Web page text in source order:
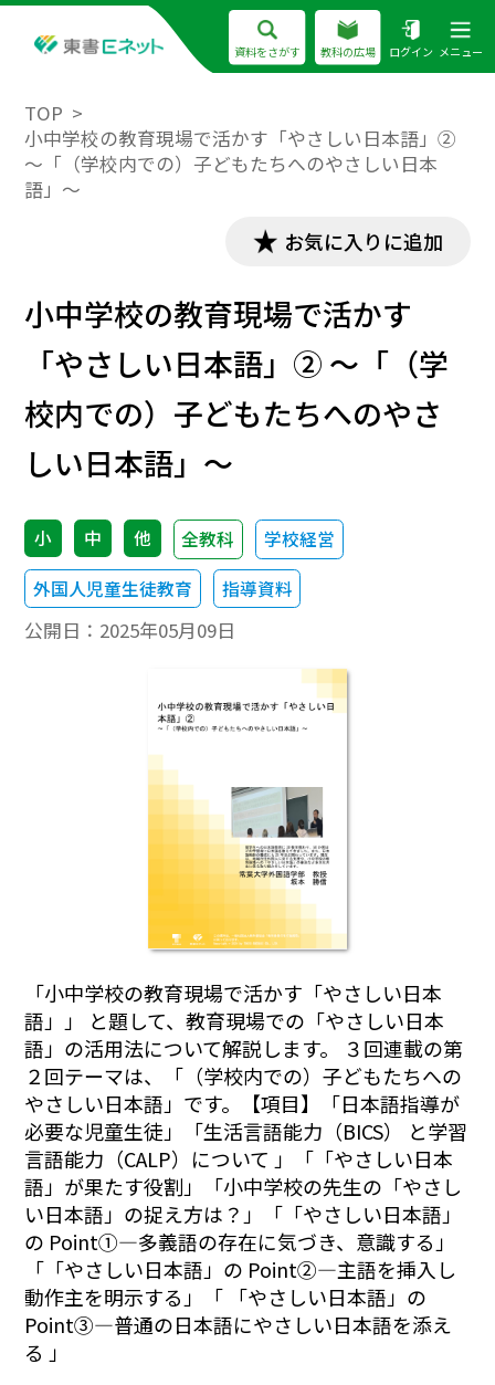
資料をさがす 教科の広場 ログイン メニュー
TOP
小中学校の教育現場で活かす「やさしい日本語」②
～「（学校内での）子どもたちへのやさしい日本
語」～
お気に入りに追加
小中学校の教育現場で活かす
「やさしい日本語」② ～「（学
校内での）子どもたちへのやさ
しい日本語」～
小 中 他 全教科
学校経営
外国人児童生徒教育
指導資料
公開日： 2025年05月09日
「小中学校の教育現場で活かす「やさしい日本
語」」 と題して、教育現場での「やさしい日本
語」の活用法について解説します。 ３回連載の第
２回テーマは、「（学校内での）子どもたちへの
やさしい日本語」です。【項目】「日本語指導が
必要な児童生徒」「生活言語能力（BICS） と学習
言語能力（CALP）について 」「「やさしい日本
語」が果たす役割」「小中学校の先生の「やさし
い日本語」の捉え方は？」「「やさしい日本語」
の Point①―多義語の存在に気づき、意識する」
「「やさしい日本語」の Point②―主語を挿入し
動作主を明示する」「 「やさしい日本語」の
Point③―普通の日本語にやさしい日本語を添え
る 」